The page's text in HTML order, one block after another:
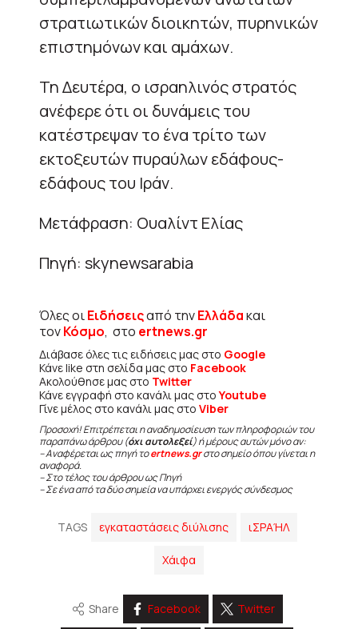
στρατιωτικών διοικητών, πυρηνικών
επιστημόνων και αμάχων.
Τη Δευτέρα, ο ισραηλινός στρατός
ανέφερε ότι οι δυνάμεις του
κατέστρεψαν το ένα τρίτο των
εκτοξευτών πυραύλων εδάφους-
εδάφους του Ιράν.
Μετάφραση: Ουαλίντ Ελίας
Πηγή: skynewsarabia
Όλες οιΕιδήσειςαπό τηνΕλλάδακαι
τονΚόσμο, στο ertnews.gr
Διάβασε όλες τις ειδήσεις μας στο Google
Κάνε like στη σελίδα μας στο Facebook
Ακολούθησε μας στο Twitter
Κάνε εγγραφή στο κανάλι μας στοYoutube
Γίνε μέλος στο κανάλι μας στο Viber
Προσοχή! Επιτρέπεται η αναδημοσίευση των πληροφοριών του
παραπάνω άρθρου (όχι αυτολεξεί) ή μέρους αυτών μόνο αν:
– Αναφέρεται ως πηγή τοertnews.grστο σημείο όπου γίνεται η
αναφορά.
– Στο τέλος του άρθρου ως Πηγή
– Σε ένα από τα δύο σημεία να υπάρχει ενεργός σύνδεσμος
TAGS εγκαταστάσεις διύλισης ιΣΡΑΉΛ
Χάιφα
Share Facebook Twitter